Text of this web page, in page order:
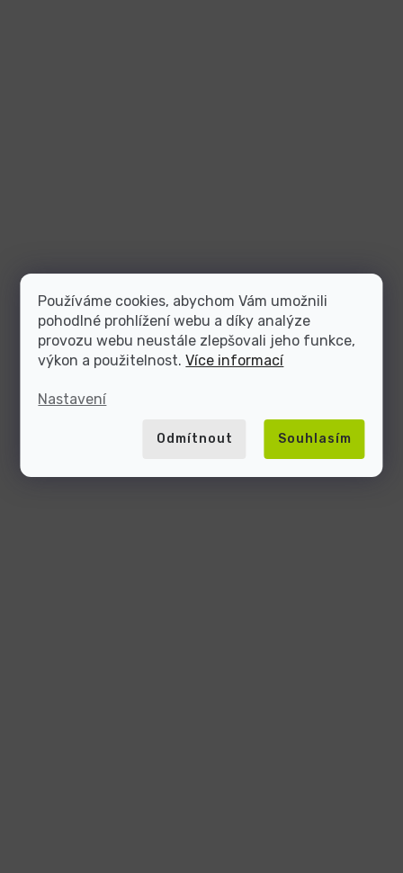
Používáme cookies, abychom Vám umožnili
pohodlné prohlížení webu a díky analýze
provozu webu neustále zlepšovali jeho funkce,
výkon a použitelnost.Více informací
Nastavení
Odmítnout Souhlasím